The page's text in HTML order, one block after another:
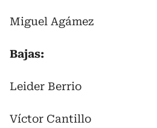
Miguel Agámez
Bajas:
Leider Berrio
Víctor Cantillo